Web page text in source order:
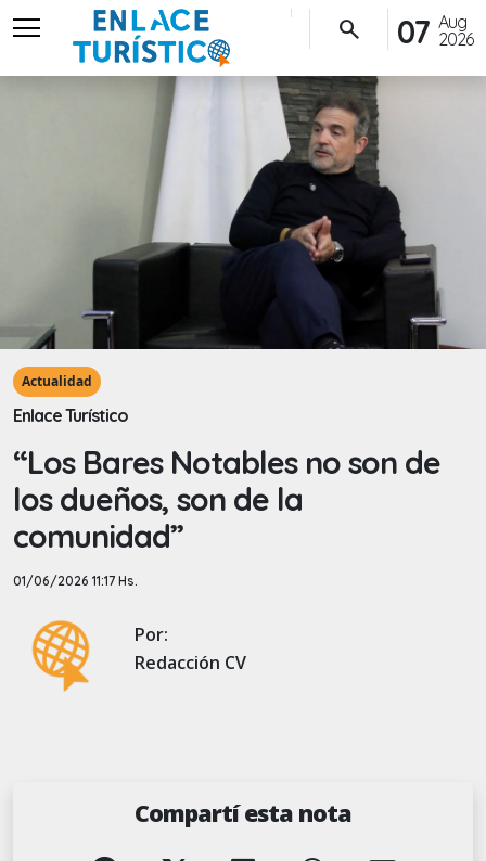
menu
Aug
2026
07
search
Actualidad
Enlace Turístico
“Los Bares Notables no son de
los dueños, son de la
comunidad”
01/06/2026 11:17 Hs.
Por:
Redacción CV
Compartí esta nota